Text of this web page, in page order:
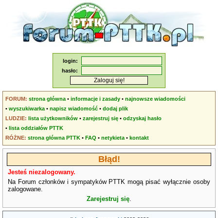
login:
hasło:
FORUM: strona główna •informacje i zasady •najnowsze wiadomości
•wyszukiwarka •napisz wiadomość •dodaj plik
LUDZIE: lista użytkowników •zarejestruj się •odzyskaj hasło
•lista oddziałów PTTK
RÓŻNE: strona główna PTTK •FAQ •netykieta •kontakt
Błąd!
Jesteś niezalogowany.
Na Forum członków i sympatyków PTTK mogą pisać wyłącznie osoby
zalogowane.
Zarejestruj się.